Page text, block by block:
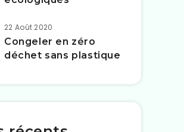
22 Août 2020
Congeler en zéro
déchet sans plastique